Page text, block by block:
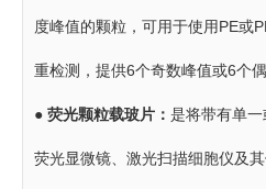
度峰值的颗粒，可用于使用PE或
重检测，提供6个奇数峰值或6个
● 荧光颗粒载玻片： 是将带有单
荧光显微镜、激光扫描细胞仪及